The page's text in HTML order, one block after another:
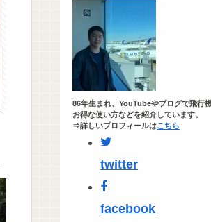
86年生まれ、YouTubeやブログで飛行
お得な使い方などを紹介しています。
⇒詳しいプロフィールはこちら
twitter
facebook